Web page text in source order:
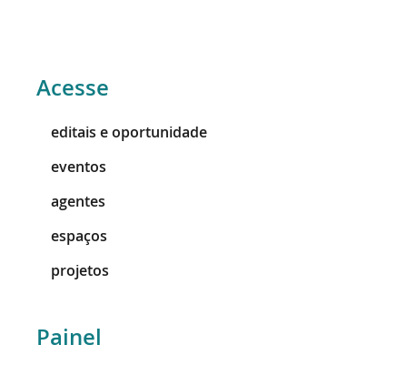
Acesse
editais e oportunidade
eventos
agentes
espaços
projetos
Painel